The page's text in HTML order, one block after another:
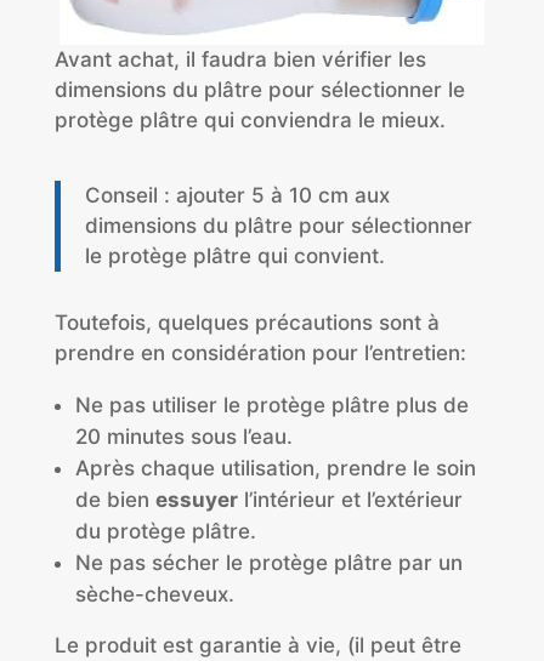
Avant achat, il faudra bien vérifier les
dimensions du plâtre pour sélectionner le
protège plâtre qui conviendra le mieux.
Conseil : ajouter 5 à 10 cm aux
dimensions du plâtre pour sélectionner
le protège plâtre qui convient.
Toutefois, quelques précautions sont à
prendre en considération pour l’entretien:
Ne pas utiliser le protège plâtre plus de
20 minutes sous l’eau.
Après chaque utilisation, prendre le soin
de bien essuyerl’intérieur et l’extérieur
du protège plâtre.
Ne pas sécher le protège plâtre par un
sèche-cheveux.
Le produit est garantie à vie, (il peut être